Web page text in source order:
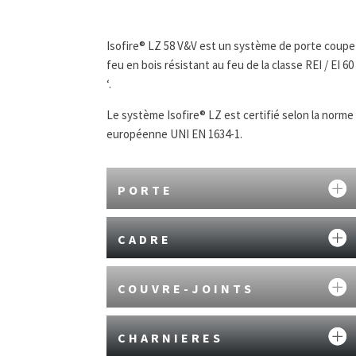
Isofire® LZ 58 V&V est un système de porte
feu en bois résistant au feu de la classe REI / EI 60
‘.
Le système Isofire® LZ est certifié selon la norme
européenne UNI EN 1634-1.
PORTE
CADRE
COUVRE-JOINTS
CHARNIERES